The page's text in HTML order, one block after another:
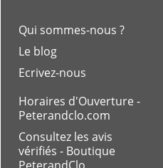
Qui sommes-nous ?
Le blog
Ecrivez-nous
Horaires d'Ouverture -
Peterandclo.com
Consultez les avis
vérifiés - Boutique